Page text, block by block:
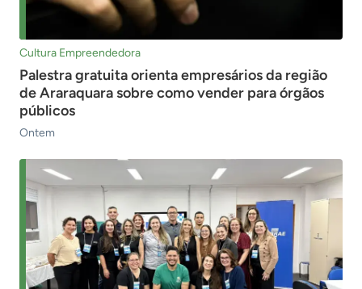
Cultura Empreendedora
Palestra gratuita orienta empresários da região
de Araraquara sobre como vender para órgãos
públicos
Ontem